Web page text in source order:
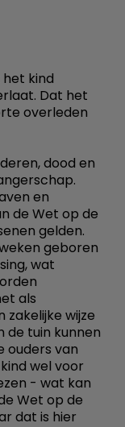
kind
Dat het
overleden
dood en
en
de Wet op de
gelden.
geboren
wat
als
wijze
de tuin kunnen
ouders van
wel voor
- wat kan
Wet op de
dat is hier